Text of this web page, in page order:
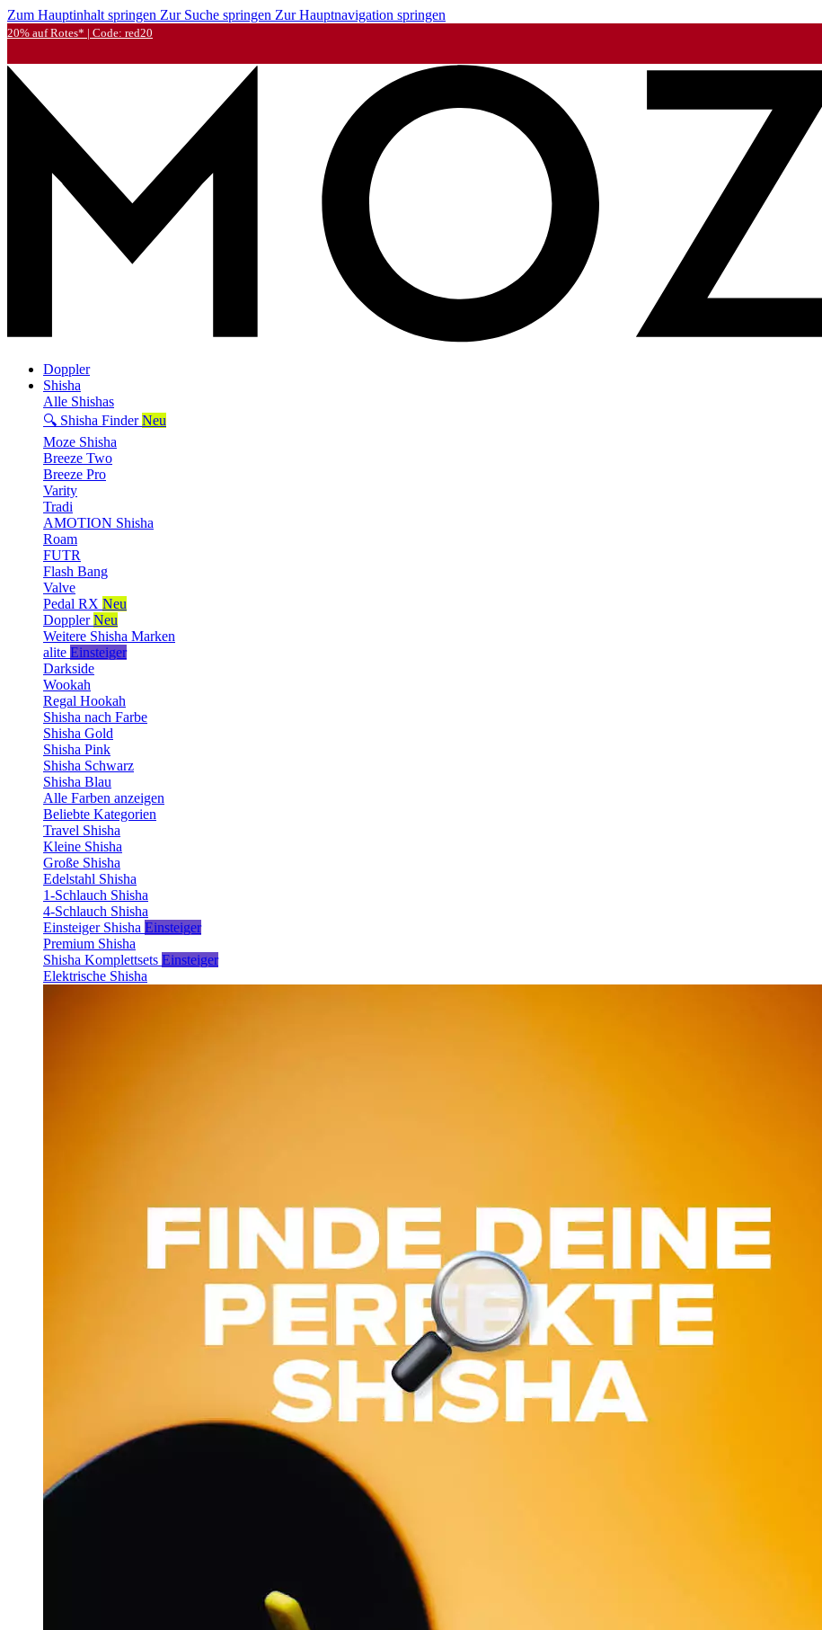
Zum Hauptinhalt springen Zur Suche springen Zur Hauptnavigation springen
20% auf Rotes* | Code: red20
Doppler
Shisha
Alle Shishas
🔍 Shisha Finder Neu
Moze Shisha
Breeze Two
Breeze Pro
Varity
Tradi
AMOTION Shisha
Roam
FUTR
Flash Bang
Valve
Pedal RX Neu
Doppler Neu
Weitere Shisha Marken
alite Einsteiger
Darkside
Wookah
Regal Hookah
Shisha nach Farbe
Shisha Gold
Shisha Pink
Shisha Schwarz
Shisha Blau
Alle Farben anzeigen
Beliebte Kategorien
Travel Shisha
Kleine Shisha
Große Shisha
Edelstahl Shisha
1-Schlauch Shisha
4-Schlauch Shisha
Einsteiger Shisha Einsteiger
Premium Shisha
Shisha Komplettsets Einsteiger
Elektrische Shisha